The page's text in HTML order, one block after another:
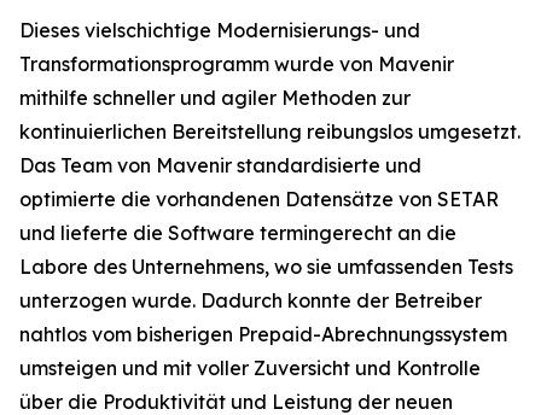
Dieses vielschichtige Modernisierungs- und
Transformationsprogramm wurde von Mavenir
mithilfe schneller und agiler Methoden zur
kontinuierlichen Bereitstellung reibungslos umgesetzt.
Das Team von Mavenir standardisierte und
optimierte die vorhandenen Datensätze von SETAR
und lieferte die Software termingerecht an die
Labore des Unternehmens, wo sie umfassenden Tests
unterzogen wurde. Dadurch konnte der Betreiber
nahtlos vom bisherigen Prepaid-Abrechnungssystem
umsteigen und mit voller Zuversicht und Kontrolle
über die Produktivität und Leistung der neuen